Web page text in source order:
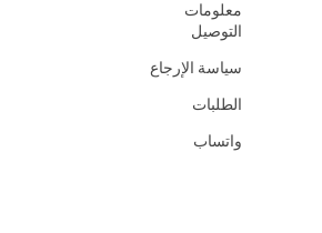
معلومات
التوصيل
سياسة الإرجاع
الطلبات
واتساب